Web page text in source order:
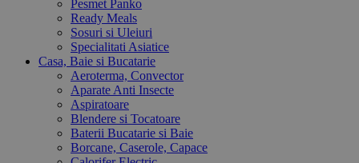
Pesmet Panko
Ready Meals
Sosuri si Uleiuri
Specialitati Asiatice
Casa, Baie si Bucatarie
Aeroterma, Convector
Aparate Anti Insecte
Aspiratoare
Blendere si Tocatoare
Baterii Bucatarie si Baie
Borcane, Caserole, Capace